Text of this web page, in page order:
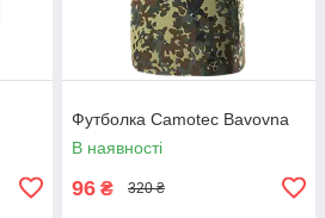
Футболка Camotec Bavovna
В наявності
96 ₴ 320 ₴